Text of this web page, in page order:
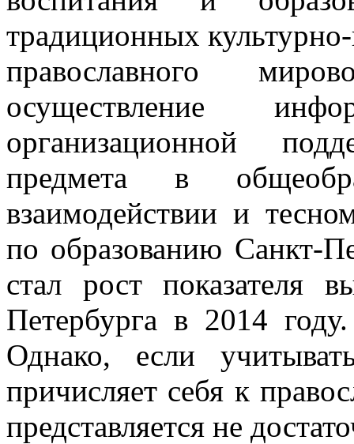
традиционных
православного
осуществление
организационной
предмета в
взаимодействии и
по образованию Санкт-
стал рост
Петербурга в 2014
Однако, если
причисляет себя к
представляется не